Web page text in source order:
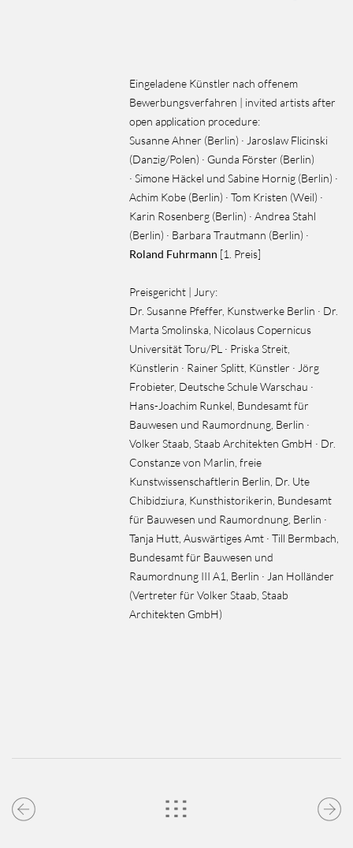
Eingeladene Künstler nach offenem
Bewerbungsverfahren | invited artists after
open application procedure:
Susanne Ahner (Berlin) · Jaroslaw Flicinski
(Danzig/Polen) · Gunda Förster (Berlin)
· Simone Häckel und Sabine Hornig (Berlin) ·
Achim Kobe (Berlin) · Tom Kristen (Weil) ·
Karin Rosenberg (Berlin) · Andrea Stahl
(Berlin) · Barbara Trautmann (Berlin) ·
Roland Fuhrmann [1. Preis]
Preisgericht | Jury:
Dr. Susanne Pfeffer, Kunstwerke Berlin · Dr.
Marta Smolinska, Nicolaus Copernicus
Universität Toru/PL · Priska Streit,
Künstlerin · Rainer Splitt, Künstler · Jörg
Frobieter, Deutsche Schule Warschau ·
Hans-Joachim Runkel, Bundesamt für
Bauwesen und Raumordnung, Berlin ·
Volker Staab, Staab Architekten GmbH · Dr.
Constanze von Marlin, freie
Kunstwissenschaftlerin Berlin, Dr. Ute
Chibidziura, Kunsthistorikerin, Bundesamt
für Bauwesen und Raumordnung, Berlin ·
Tanja Hutt, Auswärtiges Amt · Till Bermbach,
Bundesamt für Bauwesen und
Raumordnung III A1, Berlin · Jan Holländer
(Vertreter für Volker Staab, Staab
Architekten GmbH)